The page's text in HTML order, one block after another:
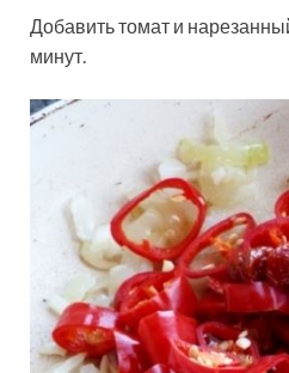
Добавить томат и
минут.